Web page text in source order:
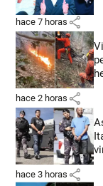
hace 7 horas share
hace 2 horas share
hace 3 horas share